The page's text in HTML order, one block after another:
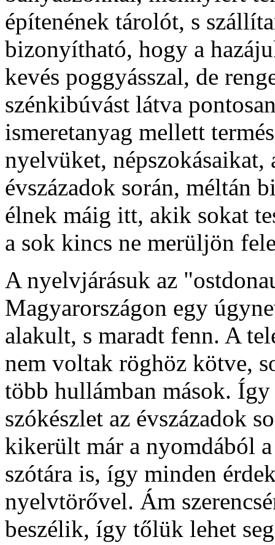
építenének tárolót, s
bizonyítható, hogy a
kevés poggyásszal, de
szénkibúvást látva
ismeretanyag mellett
nyelvüket,
évszázadok során, méltán
élnek máig itt, akik sokat
a sok kincs ne merüljön
A nyelvjárásuk az
Magyarországon egy
alakult, s maradt fenn. A
nem voltak röghöz kötve,
több hullámban mások.
szókészlet az évszázadok
kikerült már a nyomdából
szótára is, így minden
nyelvtörővel. Ám
beszélik, így tőlük lehet